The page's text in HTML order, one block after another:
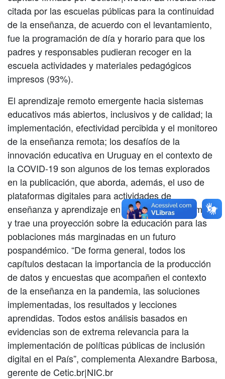
citada por las escuelas públicas para la continuidad
de la enseñanza, de acuerdo con el levantamiento,
fue la programación de día y horario para que los
padres y responsables pudieran recoger en la
escuela actividades y materiales pedagógicos
impresos (93%).
El aprendizaje remoto emergente hacia sistemas
educativos más abiertos, inclusivos y de calidad; la
implementación, efectividad percibida y el monitoreo
de la enseñanza remota; los desafíos de la
innovación educativa en Uruguay en el contexto de
la COVID-19 son algunos de los temas explorados
en la publicación, que aborda, además, el uso de
plataformas digitales para actividades de
enseñanza y aprendizaje en tiempos de pandemia,
y trae una proyección sobre la educación para las
poblaciones más marginadas en un futuro
pospandémico. “De forma general, todos los
capítulos destacan la importancia de la producción
de datos y encuestas que acompañen el contexto
de la enseñanza en la pandemia, las soluciones
implementadas, los resultados y lecciones
aprendidas. Todos estos análisis basados en
evidencias son de extrema relevancia para la
implementación de políticas públicas de inclusión
digital en el País”, complementa Alexandre Barbosa,
gerente de Cetic.br|NIC.br